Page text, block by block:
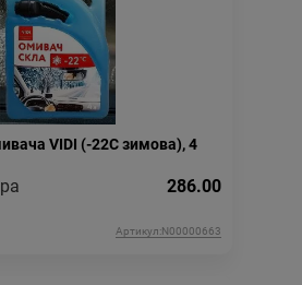
VIDI (-22С зимова), 4
286.00
Артикул:N00000663